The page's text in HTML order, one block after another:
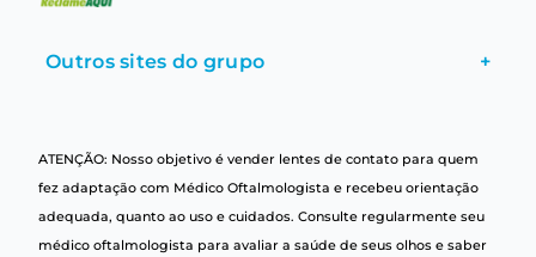
Outros sites do grupo +
ATENÇÃO: Nosso objetivo é vender lentes de contato para quem
fez adaptação com Médico Oftalmologista e recebeu orientação
adequada, quanto ao uso e cuidados. Consulte regularmente seu
médico oftalmologista para avaliar a saúde de seus olhos e saber